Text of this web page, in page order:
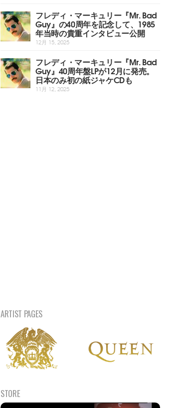
フレディ・マーキュリー『Mr. Bad
Guy』の40周年を記念して、1985
年当時の貴重インタビュー公開
12月 15, 2025
フレディ・マーキュリー『Mr. Bad
Guy』40周年盤LPが12月に発売。
日本のみ初の紙ジャケCDも
11月 12, 2025
ARTIST PAGES
STORE